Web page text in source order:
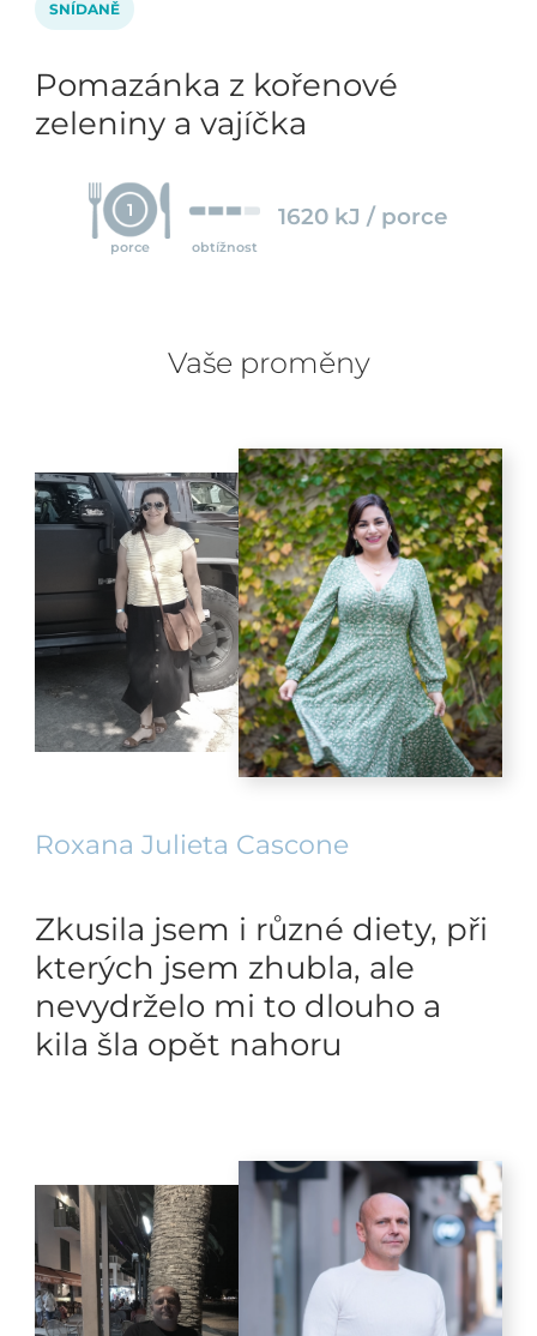
SNÍDANĚ
Pomazánka z kořenové
zeleniny a vajíčka
1
porce obtížnost
1620 kJ / porce
Vaše proměny
Roxana Julieta Cascone
Zkusila jsem i různé diety, při
kterých jsem zhubla, ale
nevydrželo mi to dlouho a
kila šla opět nahoru